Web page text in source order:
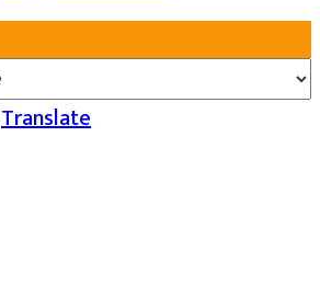
Translate